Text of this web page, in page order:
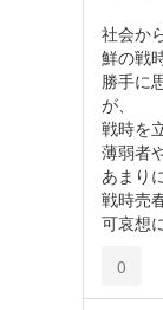
社会か
鮮の戦
勝手に
が、
戦時を
薄弱者
あまり
戦時売
可哀想
0